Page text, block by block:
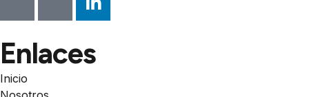
Enlaces
Inicio